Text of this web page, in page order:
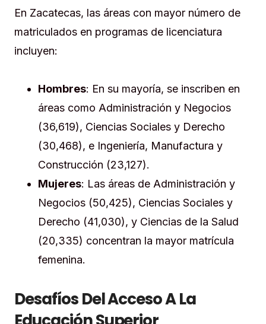
En Zacatecas, las áreas con mayor número de
matriculados en programas de licenciatura
incluyen:
Hombres: En su mayoría, se inscriben en
áreas como Administración y Negocios
(36,619), Ciencias Sociales y Derecho
(30,468), e Ingeniería, Manufactura y
Construcción (23,127).
Mujeres: Las áreas de Administración y
Negocios (50,425), Ciencias Sociales y
Derecho (41,030), y Ciencias de la Salud
(20,335) concentran la mayor matrícula
femenina.
Desafíos Del Acceso A La